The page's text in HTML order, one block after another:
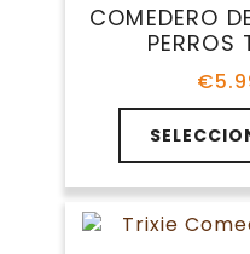
opciones
pueden
elegir
la
página
de
producto
COMEDERO
PERROS
€
Este
producto
tiene
múltiples
variantes.